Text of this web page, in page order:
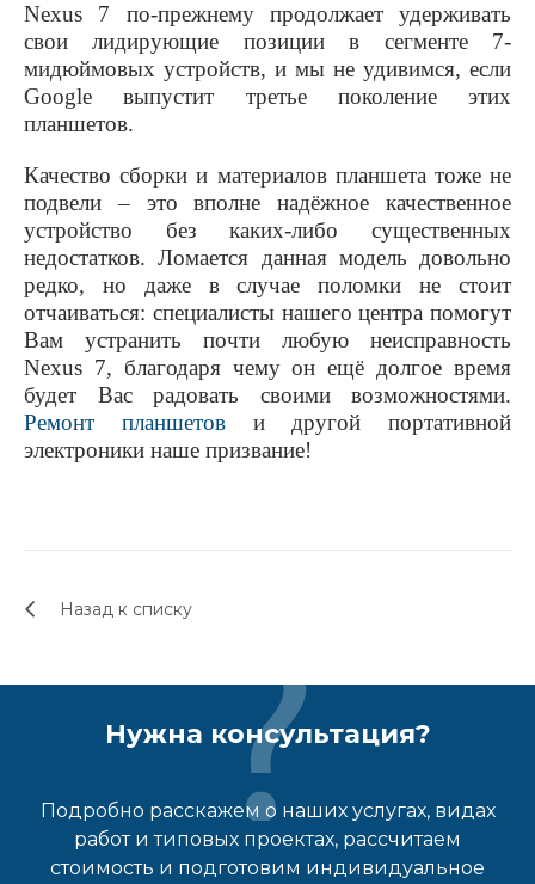
Nexus 7 по-прежнему продолжает удерживать
свои лидирующие позиции в сегменте 7-
мидюймовых устройств, и мы не удивимся, если
Google выпустит третье поколение этих
планшетов.
Качество сборки и материалов планшета тоже не
подвели – это вполне надёжное качественное
устройство без каких-либо существенных
недостатков. Ломается данная модель довольно
редко, но даже в случае поломки не стоит
отчаиваться: специалисты нашего центра помогут
Вам устранить почти любую неисправность
Nexus 7, благодаря чему он ещё долгое время
будет Вас радовать своими возможностями.
Ремонт планшетови другой портативной
электроники наше призвание!
Назад к списку
Нужна консультация?
Подробно расскажем о наших услугах, видах
работ и типовых проектах, рассчитаем
стоимость и подготовим индивидуальное